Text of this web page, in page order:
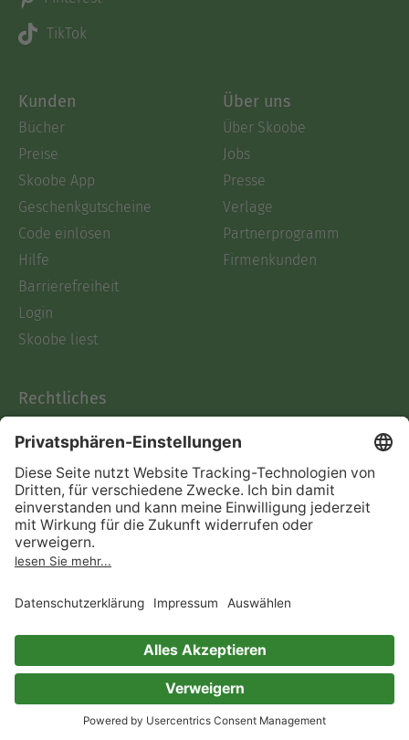
TikTok
Kunden
Bücher
Preise
Skoobe App
Geschenkgutscheine
Code einlösen
Hilfe
Barrierefreiheit
Login
Skoobe liest
Über uns
Über Skoobe
Jobs
Presse
Verlage
Partnerprogramm
Firmenkunden
Rechtliches
AGB
Informationen nach Data
Act
Verträge hier kündigen
Impressum
Immer ein gutes Buch